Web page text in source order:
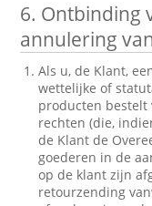
6. Ontbinding
annulering
Als u, de Klant,
wettelijke of
producten bestelt
rechten (die,
de Klant de
goederen in de
op de klant zijn
retourzending